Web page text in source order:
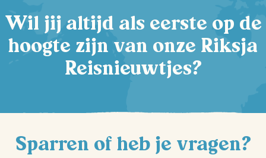
Wil jij altijd als eerste op de
hoogte zijn van onze Riksja
Reisnieuwtjes?
Sparren of heb je vragen?